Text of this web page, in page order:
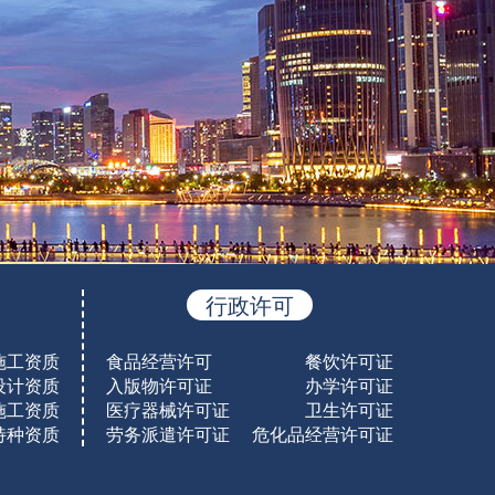
工资质
计资质
工资质
种资质
行政许可
食品经营许可
餐饮许可证
入版物许可证
办学许可证
医疗器械许可证
卫生许可证
劳务派遣许可证
危化品经营许可证